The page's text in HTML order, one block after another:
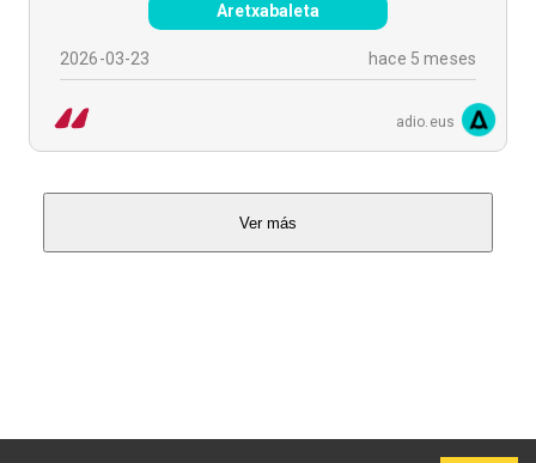
Aretxabaleta
2026-03-23 hace 5 meses
adio.eus
Ver más